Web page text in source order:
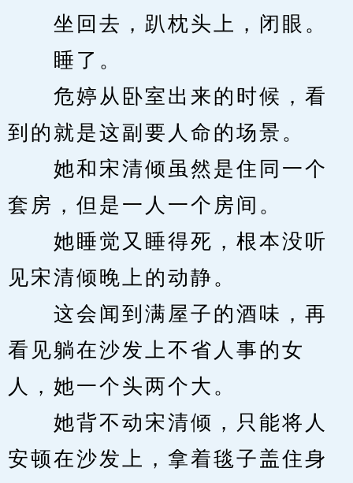
坐回去，趴枕头上，闭眼。
睡了。
危婷从卧室出来的时候，看
到的就是这副要人命的场景。
她和宋清倾虽然是住同一个
套房，但是一人一个房间。
她睡觉又睡得死，根本没听
见宋清倾晚上的动静。
这会闻到满屋子的酒味，再
看见躺在沙发上不省人事的女
人，她一个头两个大。
她背不动宋清倾，只能将人
安顿在沙发上，拿着毯子盖住身